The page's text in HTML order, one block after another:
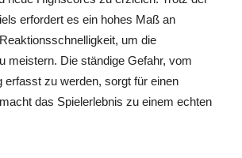
erfordert es ein hohes Maß an
um die
meistern. Die ständige Gefahr, vom
erfasst zu werden, sorgt für einen
das Spielerlebnis zu einem echten